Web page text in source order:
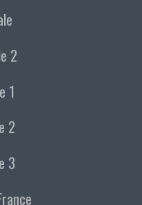
2
1
2
3